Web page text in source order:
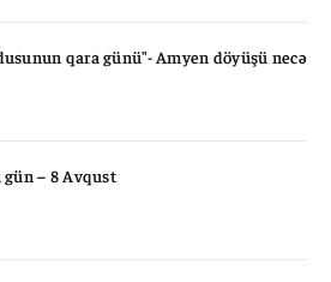
qara günü"- Amyen döyüşü necə
– 8 Avqust